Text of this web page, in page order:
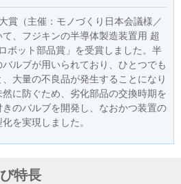
ん賞（主催：モノづくり日本会議様／
、フジキンの半導体製造装置用 超
ボット部品賞」を受賞しました。半
ルブが用いられており、ひとつでも
大量の不良品が発生することになり
に防ぐため、劣化部品の交換時期を
のバルブを開発し、なおかつ装置の
を実現しました。
特長